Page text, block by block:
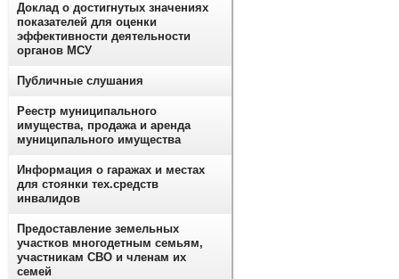
Доклад о достигнутых значениях
показателей для оценки
эффективности деятельности
органов МСУ
Публичные слушания
Реестр муниципального
имущества, продажа и аренда
муниципального имущества
Информация о гаражах и местах
для стоянки тех.средств
инвалидов
Предоставление земельных
участков многодетным семьям,
участникам СВО и членам их
семей